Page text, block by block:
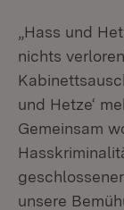
„Hass und
nichts
und Hetze‘
Gemeinsam
unsere